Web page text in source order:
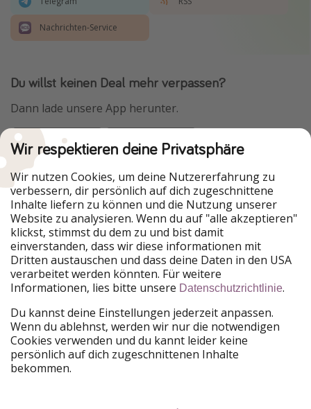
Nachrichten-Service
Du willst keinen Deal mehr verpassen?
Dann lade unsere App herunter.
Urlaubspiraten ist Teil der HolidayPirates Group
Unsere Märkte
PiratinViaggio
HolidayPirates
VakantiePiraten
WakacyjniPiraci
VoyagesPirates
Ferienpiraten
Urlaubspiraten
ViajerosPiratas
TravelPirates
HolidayPirates Group
Lerne uns kennen
Über uns
Rechtliches
Wir respektieren deine Privatsphäre
Wir nutzen Cookies, um deine Nutzererfahrung zu
verbessern, dir persönlich auf dich zugeschnittene
Inhalte liefern zu können und die Nutzung unserer
Website zu analysieren. Wenn du auf "alle akzeptieren"
klickst, stimmst du dem zu und bist damit
einverstanden, dass wir diese informationen mit
Dritten austauschen und dass deine Daten in den USA
verarbeitet werden könnten. Für weitere
Informationen, lies bitte unsere Datenschutzrichtlinie.
Du kannst deine Einstellungen jederzeit anpassen.
Wenn du ablehnst, werden wir nur die notwendigen
Cookies verwenden und du kannt leider keine
persönlich auf dich zugeschnittenen Inhalte
bekommen.